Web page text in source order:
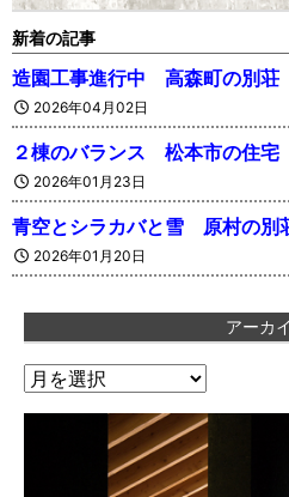
新着の記事
造園工事進行中 高森町の別荘
2026年04月02日
２棟のバランス 松本市の住宅
2026年01月23日
青空とシラカバと雪 原村の別
2026年01月20日
アーカ
ア